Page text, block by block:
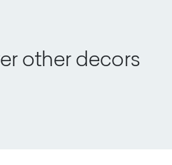
other decors